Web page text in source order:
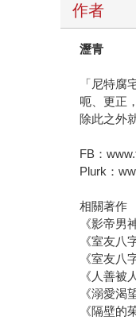
作者
瀝青
「尼特腐
呃、更正
除此之外
FB：
Plurk：
相關著作
《影帝男
《室友八
《室友八
《人善被
《溺愛渴
《隔壁的